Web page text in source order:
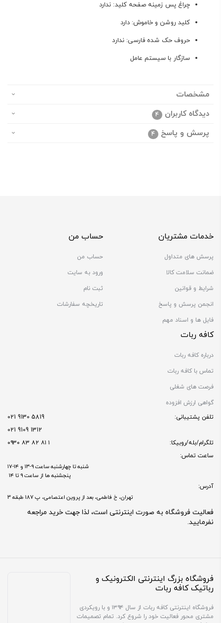
چراغ‌ پس زمینه صفحه کلید: ندارد
کلید روشن و خاموش: دارد
حروف حک شده فارسی: ندارد
سازگار با سیستم عامل‌
مشخصات
دیدگاه کاربران
4
پرسش و پاسخ 4
خدمات مشتریان
پرسش های متداول
ضمانت سلامت کالا
شرایط و قوانین
انجمن پرسش و پاسخ
فایل ها و اسناد مهم
حساب من
حساب من
ورود به سایت
ثبت نام
تاریخچه سفارشات
کافه ربات
درباره کافه ربات
تماس با کافه ربات
فرصت های شغلی
گواهی ارزش افزوده
تلفن پشتیبانی:
5819 9130 021
1312 9109 021
تلگرام/بله/روبیکا:
۱ ۸۱ ۸۲ ۸۳ ۰۹۳۰
ساعت تماس:
شنبه تا چهارشنبه ساعت ۹-۱۳ و ۱۴-۱۷
پنجشنبه ها از ساعت ۹ تا ۱۴
آدرس:
تهران، خ فاطمی، بعد از پروین اعتصامی، پ 187 طبقه 3
فعالیت فروشگاه به صورت اینترنتی است، لذا جهت خرید مراجعه
نفرمایید.
فروشگاه بزرگ اینترنتی الکترونیک و
رباتیک کافه ربات
فروشگاه اینترنتی کافه ربات از سال ۱۳۹۴ و با رویکردی
مشتری محور فعالیت خود را شروع کرد. تمام تصمیمات